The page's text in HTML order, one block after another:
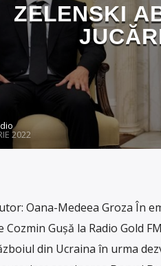
ZELENSKI
2022
Oana-Medeea Groza În
Cozmin Gușă la Radio Gold
din Ucraina în urma